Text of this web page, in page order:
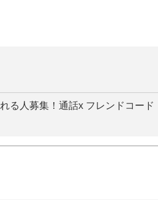
る人募集！通話x フレンドコード